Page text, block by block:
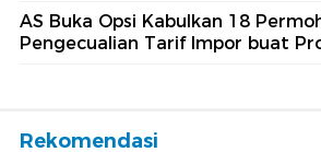
AS Buka Opsi Kabulkan 18
Pengecualian Tarif Impor buat
Rekomendasi